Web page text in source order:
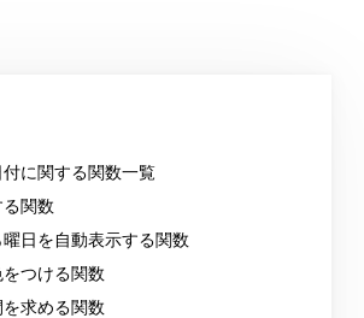
に関する関数一覧
関数
曜日を自動表示する関数
つける関数
求める関数